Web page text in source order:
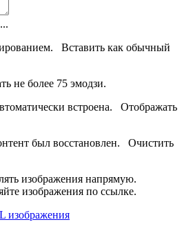
Вставить как обычный
не более 75 эмодзи.
встроена. Отображать
был восстановлен. Очистить
изображения напрямую.
изображения по ссылке.
изображения